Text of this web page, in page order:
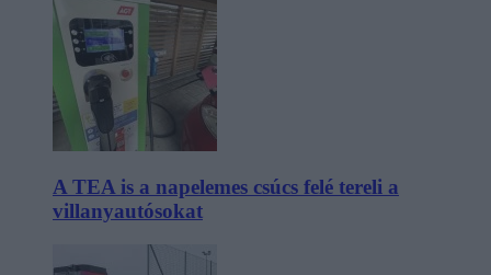
A TEA is a napelemes csúcs felé tereli a
villanyautósokat